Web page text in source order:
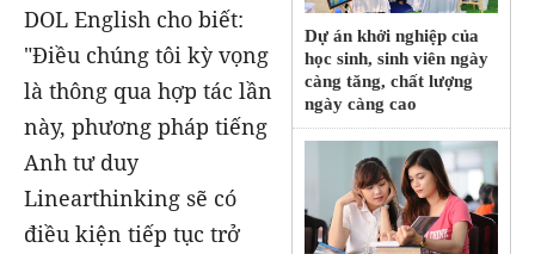
Dự án khởi nghiệp của
học sinh, sinh viên ngày
càng tăng, chất lượng
ngày càng cao
DOL English cho biết:
"Điều chúng tôi kỳ vọng
là thông qua hợp tác lần
này, phương pháp tiếng
Anh tư duy
Linearthinking sẽ có
điều kiện tiếp tục trở